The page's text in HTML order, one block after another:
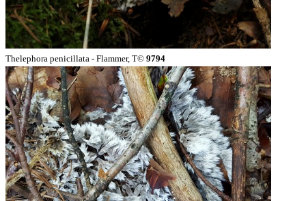
Thelephora penicillata - Flammer, T© 9794